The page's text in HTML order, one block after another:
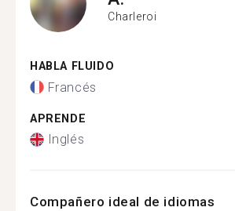
Charleroi
HABLA FLUIDO
Francés
APRENDE
Inglés
Compañero ideal de idiomas